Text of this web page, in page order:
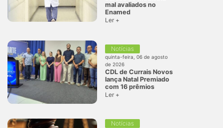
mal avaliados no
Enamed
Ler +
Notícias
quinta-feira, 06 de agosto
de 2026
CDL de Currais Novos
lança Natal Premiado
com 16 prêmios
Ler +
Notícias